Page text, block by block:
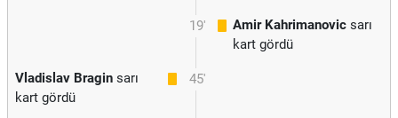
19' Amir Kahrimanovic sarı
kart gördü
45'
Vladislav Bragin sarı
kart gördü